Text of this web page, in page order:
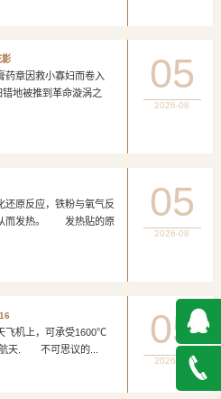
影
因救小寡妇而卷入
地被推到革命漩涡之
05
2026-08
反应，铁粉与氧气反
从而发热。 发热贴的原
05
2026-08
机上，可承受1600℃
航天. 不可思议的...
05
2026-08QQ在